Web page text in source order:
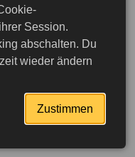
15.01.2026
Visa für
weitere
Session.
abschalten. Du
wieder ändern
Zustimmen